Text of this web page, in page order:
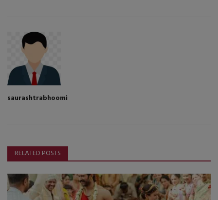
saurashtrabhoomi
RELATED POSTS